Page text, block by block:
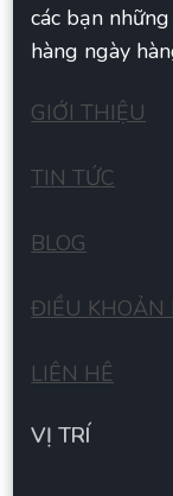
các bạn
hàng ngày
GIỚI THIỆU
TIN TỨC
BLOG
ĐIỀU KHOẢN
LIÊN HÊ
VỊ TRÍ